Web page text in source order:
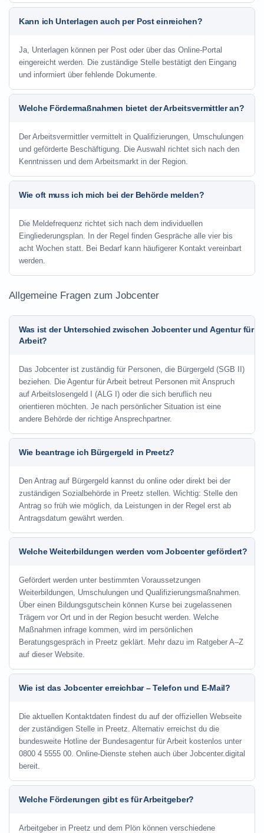
Kann ich Unterlagen auch per Post einreichen?
Ja, Unterlagen können per Post oder über das Online-Portal
eingereicht werden. Die zuständige Stelle bestätigt den Eingang
und informiert über fehlende Dokumente.
Welche Fördermaßnahmen bietet der Arbeitsvermittler an?
Der Arbeitsvermittler vermittelt in Qualifizierungen, Umschulungen
und geförderte Beschäftigung. Die Auswahl richtet sich nach den
Kenntnissen und dem Arbeitsmarkt in der Region.
Wie oft muss ich mich bei der Behörde melden?
Die Meldefrequenz richtet sich nach dem individuellen
Eingliederungsplan. In der Regel finden Gespräche alle vier bis
acht Wochen statt. Bei Bedarf kann häufigerer Kontakt vereinbart
werden.
Allgemeine Fragen zum Jobcenter
Was ist der Unterschied zwischen Jobcenter und Agentur für
Arbeit?
Das Jobcenter ist zuständig für Personen, die Bürgergeld (SGB II)
beziehen. Die Agentur für Arbeit betreut Personen mit Anspruch
auf Arbeitslosengeld I (ALG I) oder die sich beruflich neu
orientieren möchten. Je nach persönlicher Situation ist eine
andere Behörde der richtige Ansprechpartner.
Wie beantrage ich Bürgergeld in Preetz?
Den Antrag auf Bürgergeld kannst du online oder direkt bei der
zuständigen Sozialbehörde in Preetz stellen. Wichtig: Stelle den
Antrag so früh wie möglich, da Leistungen in der Regel erst ab
Antragsdatum gewährt werden.
Welche Weiterbildungen werden vom Jobcenter gefördert?
Gefördert werden unter bestimmten Voraussetzungen
Weiterbildungen, Umschulungen und Qualifizierungsmaßnahmen.
Über einen Bildungsgutschein können Kurse bei zugelassenen
Trägern vor Ort und in der Region besucht werden. Welche
Maßnahmen infrage kommen, wird im persönlichen
Beratungsgespräch in Preetz geklärt. Mehr dazu im Ratgeber A–Z
auf dieser Website.
Wie ist das Jobcenter erreichbar – Telefon und E-Mail?
Die aktuellen Kontaktdaten findest du auf der offiziellen Webseite
der zuständigen Stelle in Preetz. Alternativ erreichst du die
bundesweite Hotline der Bundesagentur für Arbeit kostenlos unter
0800 4 5555 00. Online-Dienste stehen auch über Jobcenter.digital
bereit.
Welche Förderungen gibt es für Arbeitgeber?
Arbeitgeber in Preetz und dem Plön können verschiedene